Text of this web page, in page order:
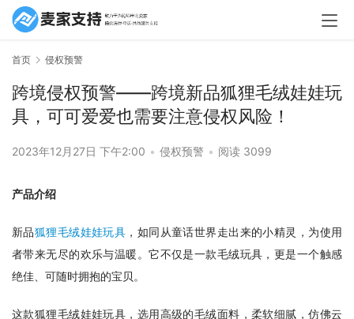
首页 侵权预警
跨境侵权预警——跨境新品狐狸毛绒娃娃玩
具，可可爱爱也需要注意侵权风险！
2023年12月27日 下午2:00 • 侵权预警 • 阅读 3099
产品介绍
新品狐狸毛绒娃娃玩具 ，如同从童话世界走出来的小精灵，为使用
者带来无尽的欢乐与温暖。它不仅是一款毛绒玩具，更是一个触感
绝佳、可随时拥抱的宝贝。
这款狐狸毛绒娃娃玩具，选用高级的毛绒面料，柔软细腻，仿佛云